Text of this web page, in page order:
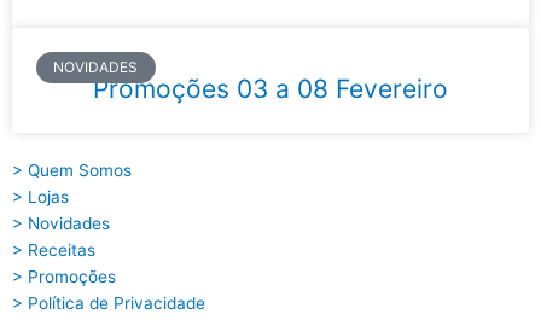
NOVIDADES
Promoções 03 a 08 Fevereiro
> Quem Somos
> Lojas
> Novidades
> Receitas
> Promoções
> Política de Privacidade